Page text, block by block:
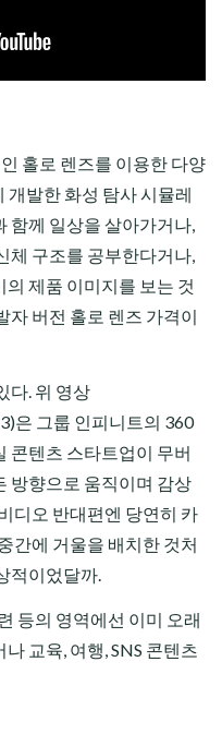
홀로 렌즈를 이용한 다양
개발한 화성 탐사 시뮬레
함께 일상을 살아가거나,
체 구조를 공부한다거나,
제품 이미지를 보는 것
자 버전 홀로 렌즈 가격이
다. 위 영상
은 그룹 인피니트의 360
콘텐츠 스타트업이 무버
방향으로 움직이며 감상
디오 반대편엔 당연히 카
간에 거울을 배치한 것처
적이었달까.
등의 영역에선 이미 오래
교육, 여행, SNS 콘텐츠